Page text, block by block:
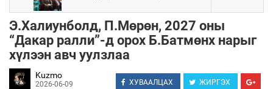
Э.Халиунболд, П.Мөрөн, 2027 оны
“Дакар ралли”-д орох Б.Батмөнх нарыг
хүлээн авч уулзлаа
Kuzmo
2026-06-09 ХУВААЛЦАХ ЖИРГЭХ